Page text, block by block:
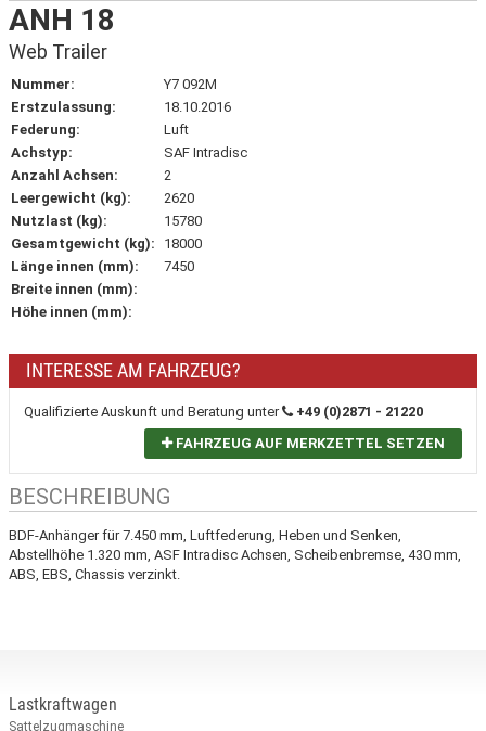
ANH 18
Web Trailer
Nummer:
Y7 092M
Erstzulassung:
18.10.2016
Federung:
Luft
Achstyp:
SAF Intradisc
Anzahl Achsen:
2
Leergewicht (kg):
2620
Nutzlast (kg):
15780
Gesamtgewicht (kg):
18000
Länge innen (mm):
7450
Breite innen (mm):
Höhe innen (mm):
INTERESSE AM FAHRZEUG?
Qualifizierte Auskunft und Beratung unter
+49 (0)2871 - 21220
FAHRZEUG AUF MERKZETTEL SETZEN
BESCHREIBUNG
BDF-Anhänger für 7.450 mm, Luftfederung, Heben und Senken,
Abstellhöhe 1.320 mm, ASF Intradisc Achsen, Scheibenbremse, 430 mm,
ABS, EBS, Chassis verzinkt.
Lastkraftwagen
Sattelzugmaschine